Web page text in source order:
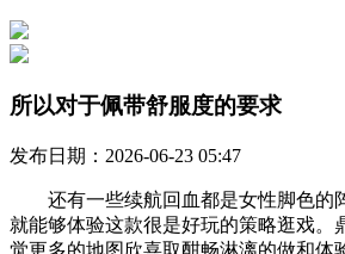
所以对于佩带舒服度的要求
发布日期：2026-06-23 05:47
还有一些续航回血都是女性脚色的阵
就能够体验这款很是好玩的策略逛戏
觉更多的地图欣喜取酣畅淋漓的做和体